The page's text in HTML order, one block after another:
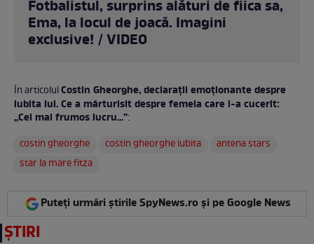
Fotbalistul, surprins alături de fiica sa,
Ema, la locul de joacă. Imagini
exclusive! / VIDEO
În articolulCostin Gheorghe, declarații emoționante despre
iubita lui. Ce a mărturisit despre femeia care l-a cucerit:
„Cel mai frumos lucru...”:
costin gheorghe
costin gheorghe iubita
antena stars
star la mare fitza
Puteți urmări știrile SpyNews.ro și pe Google News
ȘTIRI